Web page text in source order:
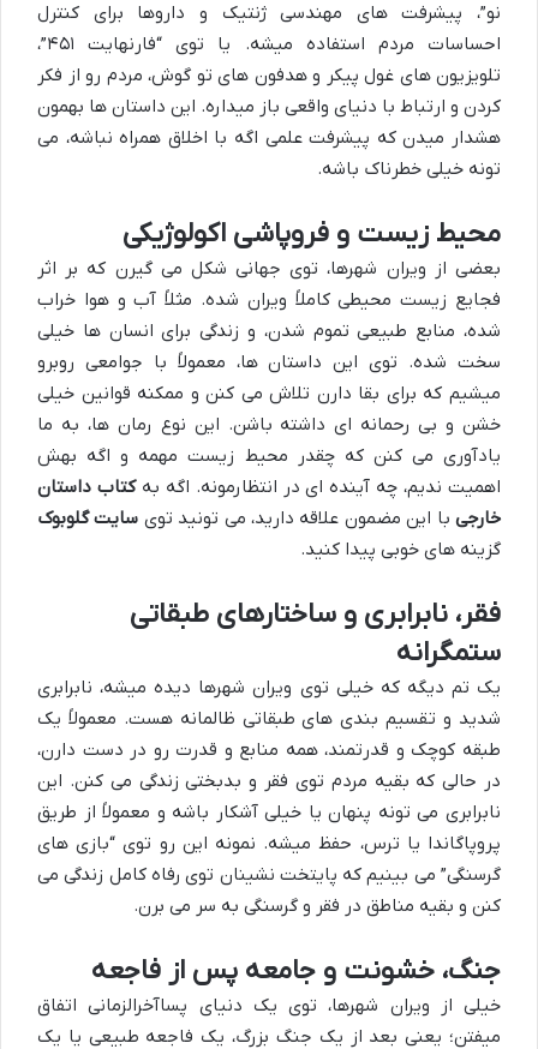
نو”، پیشرفت های مهندسی ژنتیک و داروها برای کنترل
احساسات مردم استفاده میشه. یا توی “فارنهایت ۴۵۱”،
تلویزیون های غول پیکر و هدفون های تو گوش، مردم رو از فکر
کردن و ارتباط با دنیای واقعی باز میداره. این داستان ها بهمون
هشدار میدن که پیشرفت علمی اگه با اخلاق همراه نباشه، می
تونه خیلی خطرناک باشه.
محیط زیست و فروپاشی اکولوژیکی
بعضی از ویران شهرها، توی جهانی شکل می گیرن که بر اثر
فجایع زیست محیطی کاملاً ویران شده. مثلاً آب و هوا خراب
شده، منابع طبیعی تموم شدن، و زندگی برای انسان ها خیلی
سخت شده. توی این داستان ها، معمولاً با جوامعی روبرو
میشیم که برای بقا دارن تلاش می کنن و ممکنه قوانین خیلی
خشن و بی رحمانه ای داشته باشن. این نوع رمان ها، به ما
یادآوری می کنن که چقدر محیط زیست مهمه و اگه بهش
اهمیت ندیم، چه آینده ای در انتظارمونه. اگه بهکتاب داستان
خارجیبا این مضمون علاقه دارید، می تونید توی سایت گلوبوک
گزینه های خوبی پیدا کنید.
فقر، نابرابری و ساختارهای طبقاتی
ستمگرانه
یک تم دیگه که خیلی توی ویران شهرها دیده میشه، نابرابری
شدید و تقسیم بندی های طبقاتی ظالمانه هست. معمولاً یک
طبقه کوچک و قدرتمند، همه منابع و قدرت رو در دست دارن،
در حالی که بقیه مردم توی فقر و بدبختی زندگی می کنن. این
نابرابری می تونه پنهان یا خیلی آشکار باشه و معمولاً از طریق
پروپاگاندا یا ترس، حفظ میشه. نمونه این رو توی “بازی های
گرسنگی” می بینیم که پایتخت نشینان توی رفاه کامل زندگی می
کنن و بقیه مناطق در فقر و گرسنگی به سر می برن.
جنگ، خشونت و جامعه پس از فاجعه
خیلی از ویران شهرها، توی یک دنیای پساآخرالزمانی اتفاق
میفتن؛ یعنی بعد از یک جنگ بزرگ، یک فاجعه طبیعی یا یک